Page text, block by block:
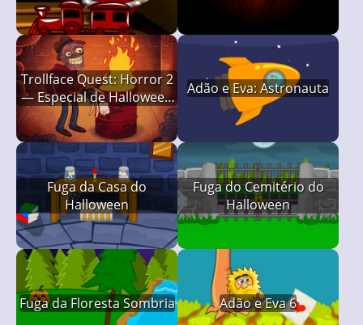
Trollface Quest: Horror 2
— Especial de Halloween
(Dicas Ilimitadas)
Adão e Eva: Astronauta
Fuga da Casa do
Halloween
Fuga do Cemitério do
Halloween
Fuga da Floresta Sombria Adão e Eva 6